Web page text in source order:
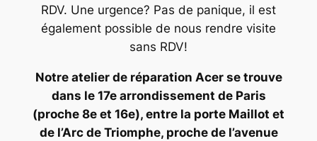
RDV. Une urgence? Pas de panique, il est
également possible de nous rendre visite
sans RDV!
Notre atelier de réparation Acer se trouve
dans le 17e arrondissement de Paris
(proche 8e et 16e), entre la porte Maillot et
de l’Arc de Triomphe, proche de l’avenue